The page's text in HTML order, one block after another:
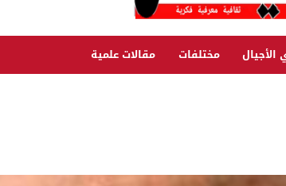
الأجيال مختلفات مقالات علمية